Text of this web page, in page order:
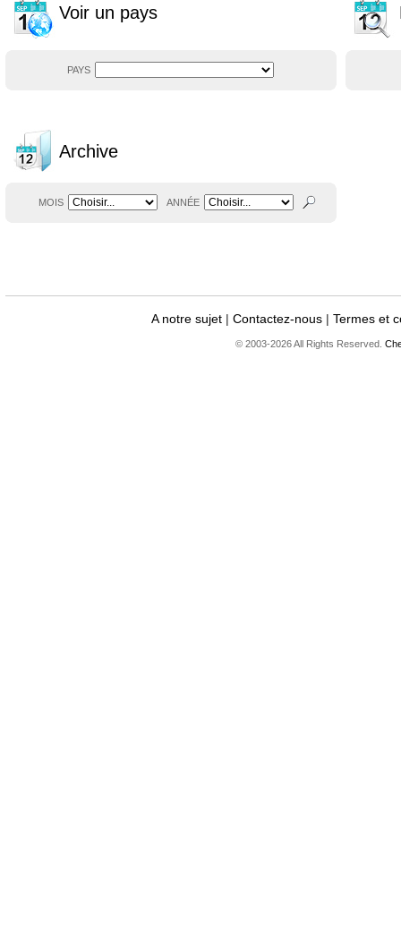
Voir un pays
PAYS
Archive
MOIS ANNÉE
A notre sujet |Contactez-nous |Termes et
© 2003-2026 All Rights Reserved.